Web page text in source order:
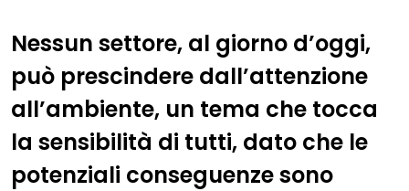
Nessun settore, al giorno d’oggi,
può prescindere dall’attenzione
all’ambiente, un tema che tocca
la sensibilità di tutti, dato che le
potenziali conseguenze sono